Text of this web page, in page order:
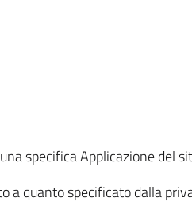
specifica Applicazione del
quanto specificato dalla